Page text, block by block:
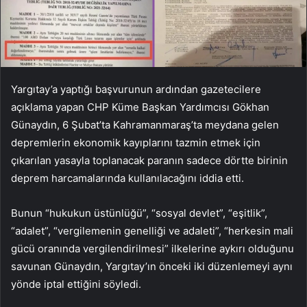
Yargıtay’a yaptığı başvurunun ardından gazetecilere
açıklama yapan CHP Küme Başkan Yardımcısı Gökhan
Günaydın, 6 Şubat’ta Kahramanmaraş’ta meydana gelen
depremlerin ekonomik kayıplarını tazmin etmek için
çıkarılan yasayla toplanacak paranın sadece dörtte birinin
deprem harcamalarında kullanılacağını iddia etti.
Bunun “hukukun üstünlüğü”, “sosyal devlet”, “eşitlik”,
“adalet”, “vergilemenin genelliği ve adaleti”, “herkesin mali
gücü oranında vergilendirilmesi” ilkelerine aykırı olduğunu
savunan Günaydın, Yargıtay’ın önceki iki düzenlemeyi aynı
yönde iptal ettiğini söyledi.